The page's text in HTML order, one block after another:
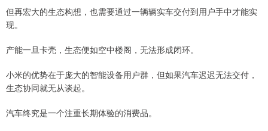
但再宏大的生态构想，也需要通过一辆辆实车交付到用户手中才能实
现。
产能一旦卡壳，生态便如空中楼阁，无法形成闭环。
小米的优势在于庞大的智能设备用户群，但如果汽车迟迟无法交付，
生态协同就无从谈起。
汽车终究是一个注重长期体验的消费品。